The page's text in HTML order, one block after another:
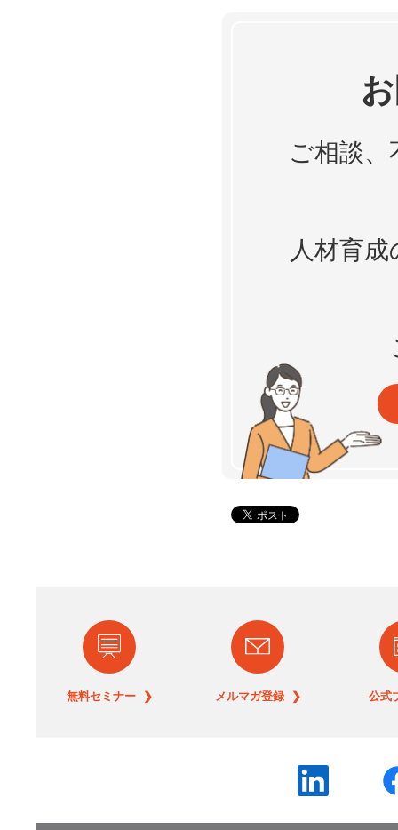
ご相談
人材育
無料セミナー ❯ メルマガ登録 ❯ 公式